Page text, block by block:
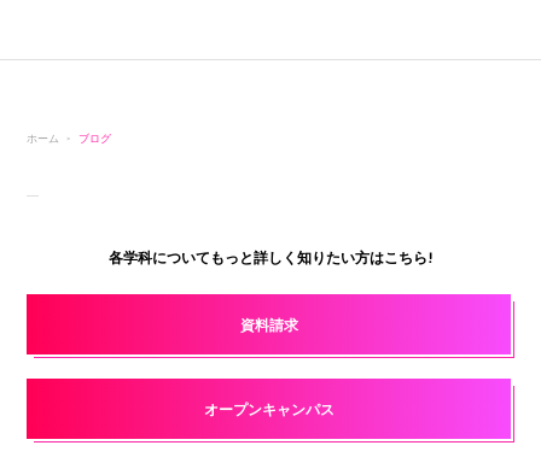
ホーム ブログ
各学科についてもっと詳しく知りたい方はこちら!
資料請求
オープンキャンパス